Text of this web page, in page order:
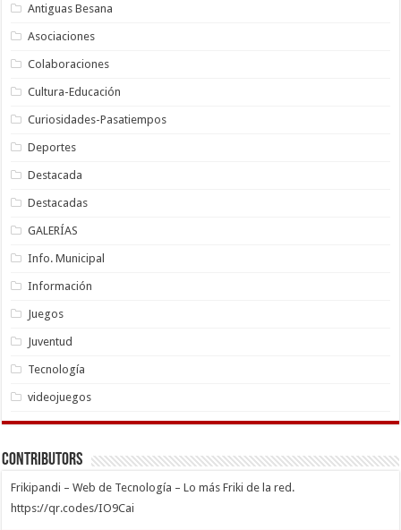
Antiguas Besana
Asociaciones
Colaboraciones
Cultura-Educación
Curiosidades-Pasatiempos
Deportes
Destacada
Destacadas
GALERÍAS
Info. Municipal
Información
Juegos
Juventud
Tecnología
videojuegos
Contributors
Frikipandi – Web de Tecnología – Lo más Friki de la red.
https://qr.codes/IO9Cai